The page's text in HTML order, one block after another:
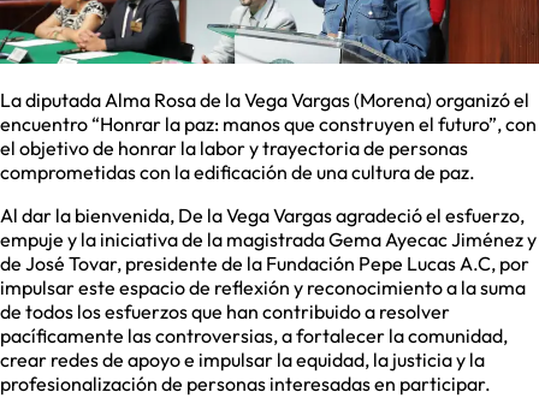
La diputada Alma Rosa de la Vega Vargas (Morena) organizó el
encuentro “Honrar la paz: manos que construyen el futuro”, con
el objetivo de honrar la labor y trayectoria de personas
comprometidas con la edificación de una cultura de paz.
Al dar la bienvenida, De la Vega Vargas agradeció el esfuerzo,
empuje y la iniciativa de la magistrada Gema Ayecac Jiménez y
de José Tovar, presidente de la Fundación Pepe Lucas A.C, por
impulsar este espacio de reflexión y reconocimiento a la suma
de todos los esfuerzos que han contribuido a resolver
pacíficamente las controversias, a fortalecer la comunidad,
crear redes de apoyo e impulsar la equidad, la justicia y la
profesionalización de personas interesadas en participar.